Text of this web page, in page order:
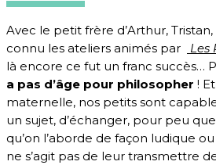
Avec le petit frère d’Arthur, Tristan,
connu les ateliers animés par
Les
là encore ce fut un franc succès…
a pas d’âge pour philosopher !
maternelle, nos petits sont
un sujet, d’échanger, pour peu
qu’on l’aborde de façon ludique
ne s’agit pas de leur transmettre